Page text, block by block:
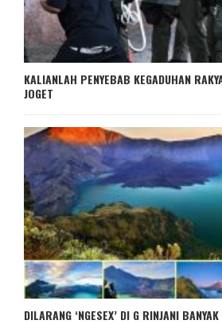
KALIANLAH PENYEBAB KEGADUHAN
JOGET
DILARANG ‘NGESEX’ DI G RINJANI